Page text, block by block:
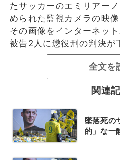
たサッカーのエミリアー
められた監視カメラの映
その画像をインターネッ
被告2人に懲役刑の判決が
全文を
関連
墜落死の
的」な一